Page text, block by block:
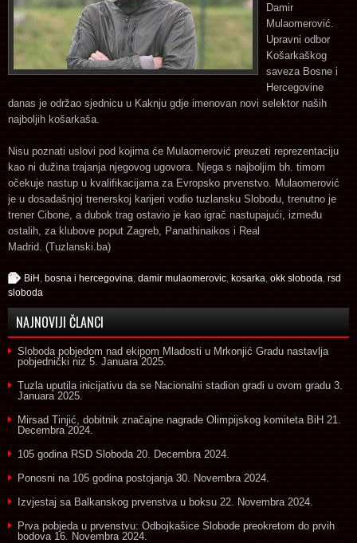
Damir
Mulaomerović.
Upravni odbor
Košarkaškog
saveza Bosne i
Hercegovine
danas je održao sjednicu u Kaknju gdje imenovan novi selektor naših
najboljih košarkaša.
Nisu poznati uslovi pod kojima će Mulaomerović preuzeti reprezentaciju
kao ni dužina trajanja njegovog ugovora. Njega s najboljim bh. timom
očekuje nastup u kvalifikacijama za Evropsko prvenstvo. Mulaomerović
je u dosadašnjoj trenerskoj karijeri vodio tuzlansku Slobodu, trenutno je
trener Cibone, a dubok trag ostavio je kao igrač nastupajući, između
ostalih, za klubove poput Zagreb, Panathinaikos i Real
Madrid. (Tuzlanski.ba)
BiH bosna i hercegovina damir mulaomerovic kosarka okk sloboda rsd
sloboda
NAJNOVIJI ČLANCI
Sloboda pobjedom nad ekipom Mladosti u Mrkonjić Gradu nastavlja
pobjednički niz 5. Januara 2025.
Tuzla uputila inicijativu da se Nacionalni stadion gradi u ovom gradu 3.
Januara 2025.
Mirsad Tinjić, dobitnik značajne nagrade Olimpijskog komiteta BiH 21.
Decembra 2024.
105 godina RSD Sloboda 20. Decembra 2024.
Ponosni na 105 godina postojanja 30. Novembra 2024.
Izvjestaj sa Balkanskog prvenstva u boksu 22. Novembra 2024.
Prva pobjeda u prvenstvu: Odbojkašice Slobode preokretom do prvih
bodova 16. Novembra 2024.